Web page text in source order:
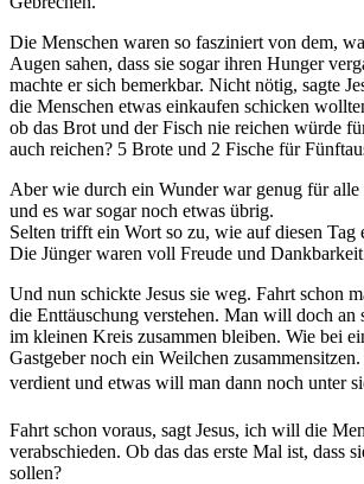
Die Menschen waren so fasziniert von dem,
Augen sahen, dass sie sogar ihren Hunger
machte er sich bemerkbar. Nicht nötig, sagte
die Menschen etwas einkaufen schicken
ob das Brot und der Fisch nie reichen würde
auch reichen? 5 Brote und 2 Fische für
Aber wie durch ein Wunder war genug für
und es war sogar noch etwas übrig.
Selten trifft ein Wort so zu, wie auf diesen Tag
Die Jünger waren voll Freude und
Und nun schickte Jesus sie weg. Fahrt schon
die Enttäuschung verstehen. Man will doch an
im kleinen Kreis zusammen bleiben. Wie bei
Gastgeber noch ein Weilchen
verdient und etwas will man dann noch unter
Fahrt schon voraus, sagt Jesus, ich will die
verabschieden. Ob das das erste Mal ist, dass
sollen?